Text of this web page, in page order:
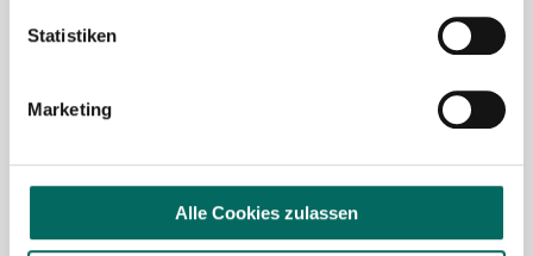
Statistiken
Marketing
Alle Cookies zulassen
Pharmazie- und Apothekenbranche
einverstanden, dass meine Interaktionen
damit passende und relevante
Informationen für mich bereitgestellt
werden können. Im Übrigen habe ich die